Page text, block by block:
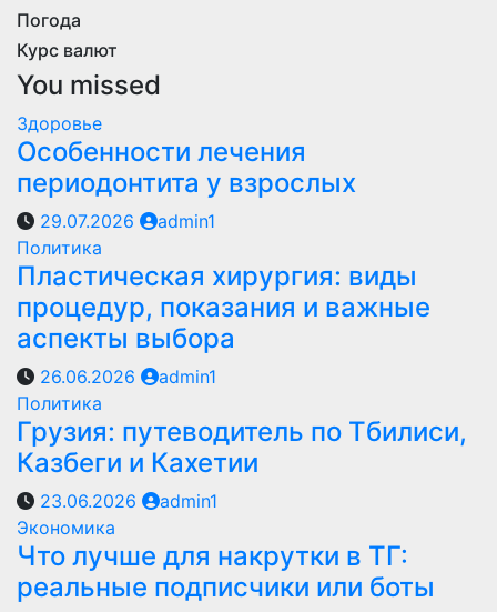
Погода
Курс валют
You missed
Здоровье
Особенности лечения
периодонтита у взрослых
29.07.2026
admin1
Политика
Пластическая хирургия: виды
процедур, показания и важные
аспекты выбора
26.06.2026
admin1
Политика
Грузия: путеводитель по Тбилиси,
Казбеги и Кахетии
23.06.2026
admin1
Экономика
Что лучше для накрутки в ТГ:
реальные подписчики или боты